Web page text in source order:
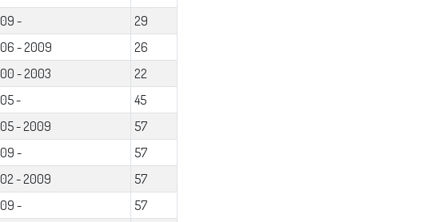
-
29
- 2009
26
- 2003
22
-
45
- 2009
57
-
57
- 2009
57
-
57